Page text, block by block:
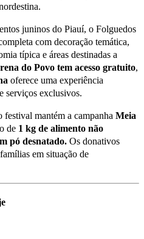
juninos do Piauí, o Folguedos
com decoração temática,
típica e áreas destinadas a
do Povo tem acesso gratuito,
oferece uma experiência
serviços exclusivos.
mantém a campanha Meia
de 1 kg de alimento não
pó desnatado. Os donativos
em situação de